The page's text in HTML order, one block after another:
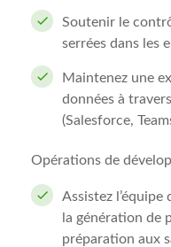
Soutenir le
serrées dans les
Maintenez une
données à
(Salesforce,
Opérations de
Assistez
la génération de
préparation aux